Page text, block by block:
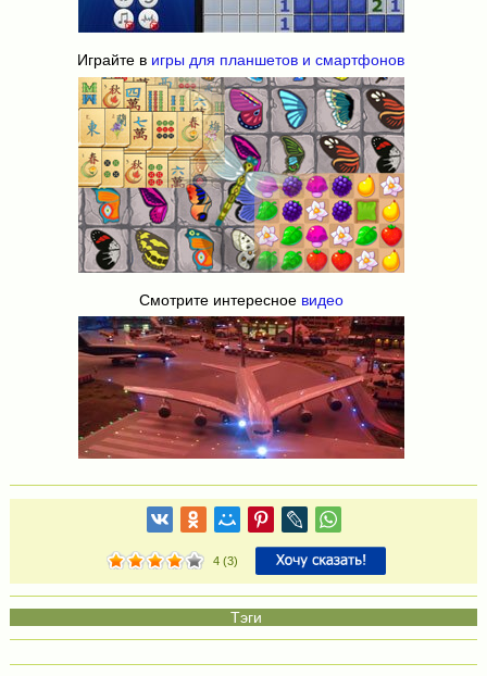
Играйте в игры для планшетов и смартфонов
Смотрите интересное видео
4 (3)